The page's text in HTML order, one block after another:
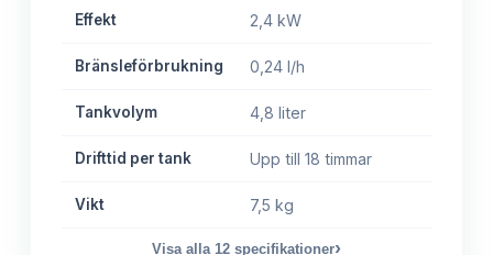
Effekt 2,4 kW
Bränsleförbrukning 0,24 l/h
Tankvolym 4,8 liter
Drifttid per tank Upp till 18 timmar
Vikt 7,5 kg
Visa alla 12 specifikationer›